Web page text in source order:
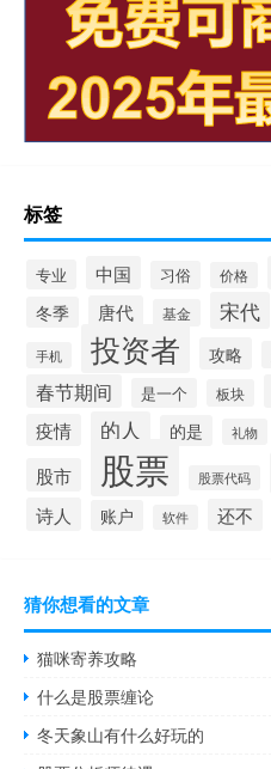
标签
专业 中国 习俗 价格
冬季 唐代 基金 宋代
手机 投资者 攻略
春节期间 是一个 板块
疫情
的人 的是 礼物
股市 股票 股票代码
诗人 账户 软件 还不
猜你想看的文章
猫咪寄养攻略
什么是股票缠论
冬天象山有什么好玩的